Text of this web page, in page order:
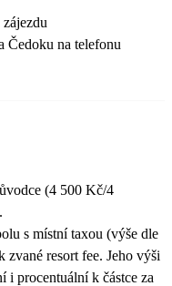
Čedoku na telefonu
(4 500 Kč/4
s místní taxou (výše dle
resort fee. Jeho výši
i procentuální k částce za